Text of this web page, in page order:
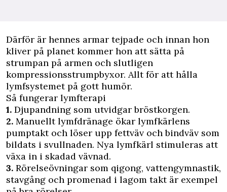
Därför är hennes armar tejpade och innan hon
kliver på planet kommer hon att sätta på
strumpan på armen och slutligen
kompressionsstrumpbyxor. Allt för att hålla
lymfsystemet på gott humör.
Så fungerar lymfterapi
1. Djupandning som utvidgar bröstkorgen.
2. Manuellt lymfdränage ökar lymfkärlens
pumptakt och löser upp fettväv och bindväv som
bildats i svullnaden. Nya lymfkärl stimuleras att
växa in i skadad vävnad.
3. Rörelseövningar som qigong, vattengymnastik,
stavgång och promenad i lagom takt är exempel